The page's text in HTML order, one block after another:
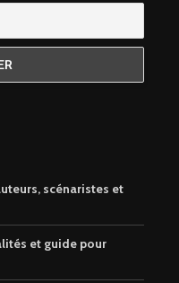
scénaristes et
et guide pour